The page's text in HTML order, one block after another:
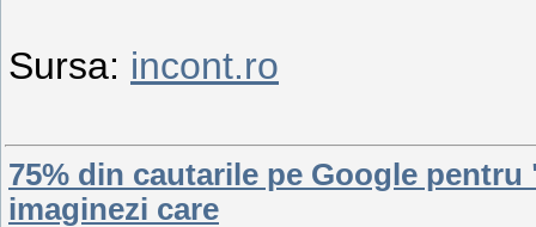
Sursa: incont.ro
75% din cautarile pe Google
imaginezi care